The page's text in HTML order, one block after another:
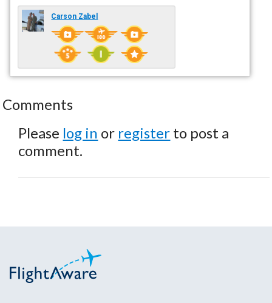
Carson Zabel
Comments
Please log in or register to post a
comment.